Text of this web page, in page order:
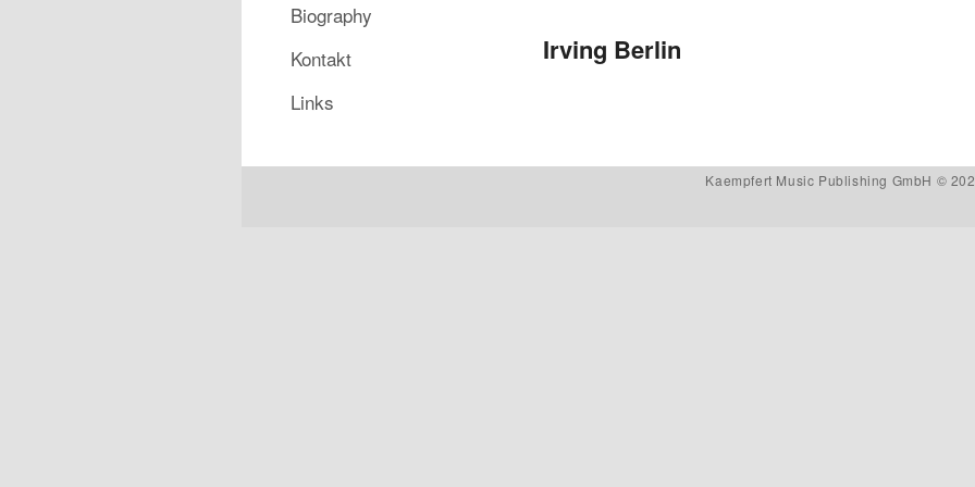
Irving Berlin
Biography
Kontakt
Links
Kaempfert Music Publishing GmbH ©